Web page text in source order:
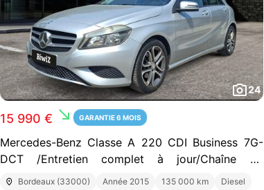
24
15 990 € south_east GARANTIE 6 MOIS
Mercedes-Benz Classe A 220 CDI Business 7G-
DCT /Entretien complet à jour/Chaîne de
distribution
Bordeaux (33000) Année 2015 135 000 km
Diesel